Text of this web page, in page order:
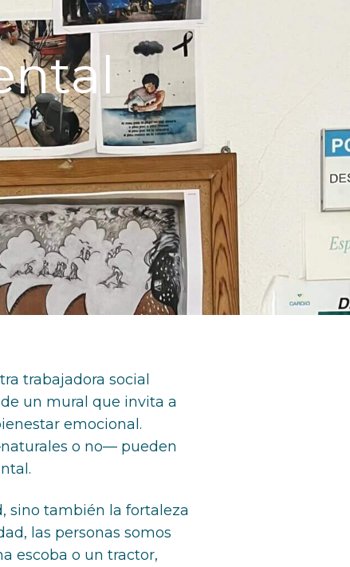
trabajadora social
un mural que invita a
emocional.
o no— pueden
sino también la fortaleza
las personas somos
escoba o un tractor,